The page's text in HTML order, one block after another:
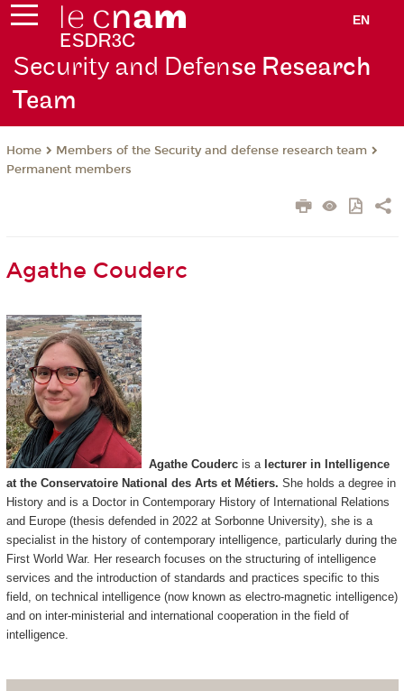
EN
Security and Defense Research
Team
Home
Members of the Security and defense research team
Permanent members
Agathe Couderc
Agathe Couderc is a lecturer in Intelligence
at the Conservatoire National des Arts et Métiers. She holds a degree in
History and is a Doctor in Contemporary History of International Relations
and Europe (thesis defended in 2022 at Sorbonne University), she is a
specialist in the history of contemporary intelligence, particularly during the
First World War. Her research focuses on the structuring of intelligence
services and the introduction of standards and practices specific to this
field, on technical intelligence (now known as electro-magnetic intelligence)
and on inter-ministerial and international cooperation in the field of
intelligence.